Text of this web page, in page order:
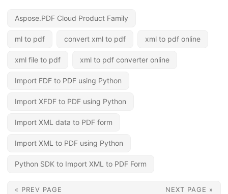
Aspose.PDF Cloud Product Family
ml to pdf convert xml to pdf xml to pdf online
xml file to pdf xml to pdf converter online
Import FDF to PDF using Python
Import XFDF to PDF using Python
Import XML data to PDF form
Import XML to PDF using Python
Python SDK to Import XML to PDF Form
« PREV PAGE NEXT PAGE »